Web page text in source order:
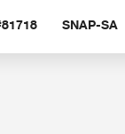
SNAP-SA #81718 (بدون